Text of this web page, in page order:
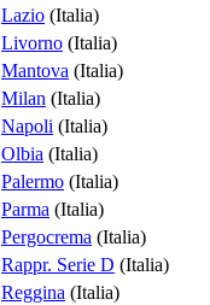
Lazio (Italia)
Livorno (Italia)
Mantova (Italia)
Milan (Italia)
Napoli (Italia)
Olbia (Italia)
Palermo (Italia)
Parma (Italia)
Pergocrema (Italia)
Rappr. Serie D (Italia)
Reggina (Italia)